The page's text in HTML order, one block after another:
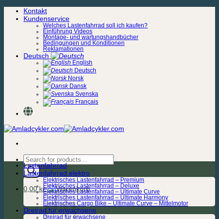
Zum
Inhalt
Kontakt
Kundenservice
Welches Lastenfahrrad soll ich kaufen?
Einführung Videos
Montage- und wartungshandbücher
Bedingungen und Konditionen
Reklamationen
Deutsch
English
Deutsch
Norsk
Dansk
Svenska
Français
Products
search
0,00kr.
Lastenfahrrad
Lastenfahrrad elektro
Elektrisches Lastenfahrrad – Premium
Elektrisches Lastenfahrrad – Deluxe
Elektrisches Lastenfahrrad – Ultimate Curve
Elektrisches Lastenfahrrad – Ultimate Harmony
Elektrisches Cargo Bike – Ultimate Curve – Mittelmotor
Dreirad für erwachsene
Dreirad für erwachsene